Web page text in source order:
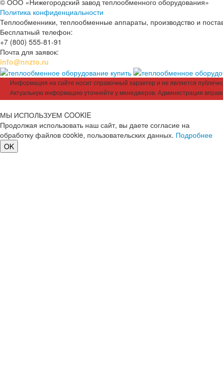
Политика конфиденциальности
Теплообменники, теплообменные аппараты, производство и
Бесплатный телефон:
+7 (800) 555-81-91
Почта для заявок:
info@nnzto.ru
Информация на сайте носит справочный характер и не является
Актуальную информацию уточняйте у менеджеров. Администрация
МЫ ИСПОЛЬЗУЕМ COOKIE
Продолжая использовать наш сайт, вы даете согласие на
обработку файлов cookie, пользовательских данных. Подробнее
OK